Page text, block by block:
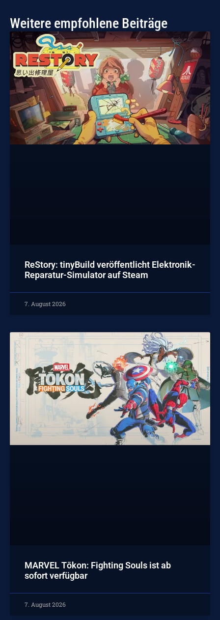
Weitere empfohlene Beiträge
ReStory: tinyBuild veröffentlicht Elektronik-
Reparatur-Simulator auf Steam
7. August 2026
MARVEL Tōkon: Fighting Souls ist ab
sofort verfügbar
7. August 2026